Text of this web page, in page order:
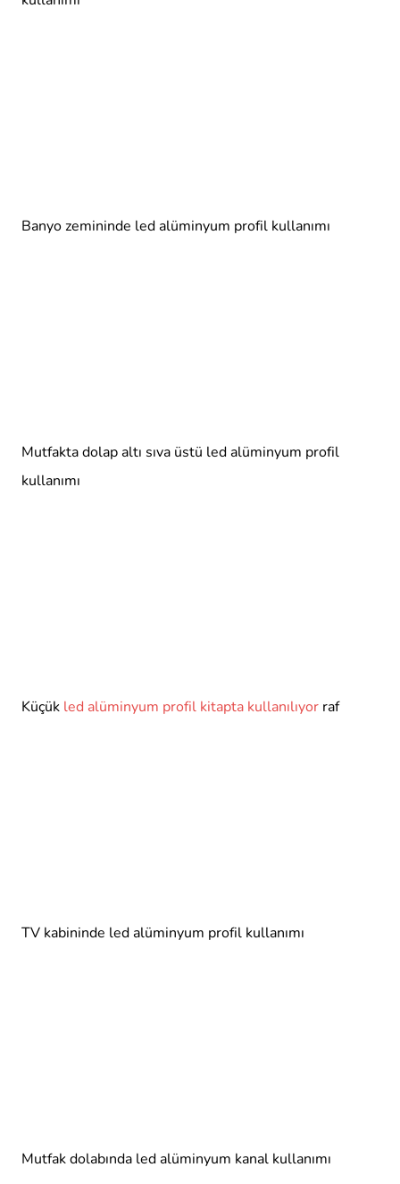
Banyo zemininde led alüminyum profil kullanımı
Mutfakta dolap altı sıva üstü led alüminyum profil
kullanımı
Küçük led alüminyum profil kitapta kullanılıyor raf
TV kabininde led alüminyum profil kullanımı
Mutfak dolabında led alüminyum kanal kullanımı